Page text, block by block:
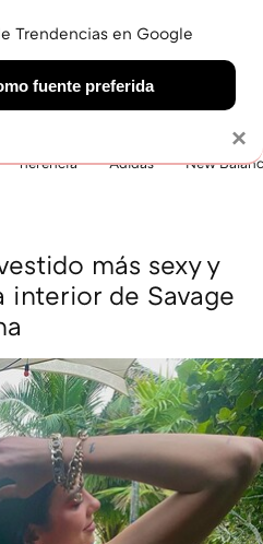
GASTRO SNEAKERS
herencia Adidas New
más sexy y
interior de Savage
×
Trendencias en Google
fuente preferida